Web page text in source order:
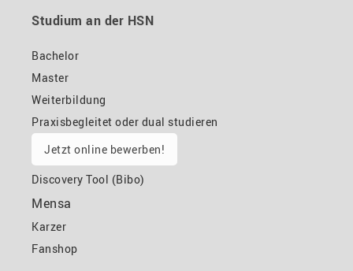
Studium an der HSN
Bachelor
Master
Weiterbildung
Praxisbegleitet oder dual studieren
Jetzt online bewerben!
Discovery Tool (Bibo)
Mensa
Karzer
Fanshop